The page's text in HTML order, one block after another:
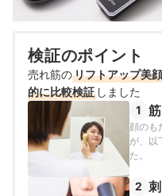
検証のポイント
売れ筋のリフトアップ美
的に比較検証 しました
1
顔のも
が、以
た。
2